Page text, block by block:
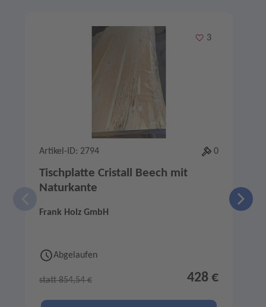
Merken
3
Artikel-ID: 2794 0
Tischplatte Cristall Beech mit
Naturkante
Frank Holz GmbH
Abgelaufen
statt 854,54 € 428 €